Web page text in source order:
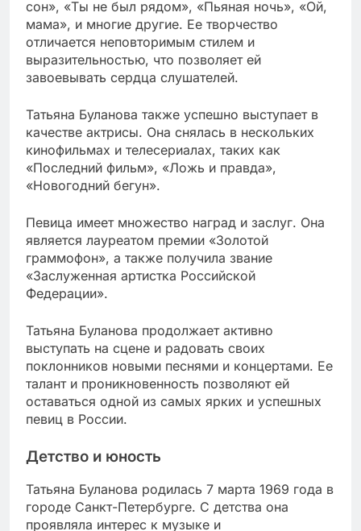
сон», «Ты не был рядом», «Пьяная ночь», «Ой,
мама», и многие другие. Ее творчество
отличается неповторимым стилем и
выразительностью, что позволяет ей
завоевывать сердца слушателей.
Татьяна Буланова также успешно выступает в
качестве актрисы. Она снялась в нескольких
кинофильмах и телесериалах, таких как
«Последний фильм», «Ложь и правда»,
«Новогодний бегун».
Певица имеет множество наград и заслуг. Она
является лауреатом премии «Золотой
граммофон», а также получила звание
«Заслуженная артистка Российской
Федерации».
Татьяна Буланова продолжает активно
выступать на сцене и радовать своих
поклонников новыми песнями и концертами. Ее
талант и проникновенность позволяют ей
оставаться одной из самых ярких и успешных
певиц в России.
Детство и юность
Татьяна Буланова родилась 7 марта 1969 года в
городе Санкт-Петербурге. С детства она
проявляла интерес к музыке и